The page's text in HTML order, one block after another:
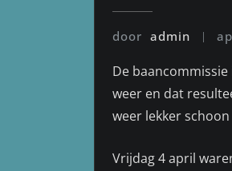
door admin
De
weer en dat
weer lekker
Vrijdag 4 april